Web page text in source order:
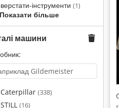
верстати-інструменти (1)
Показати більше
машини
Caterpillar (338)
STILL (16)